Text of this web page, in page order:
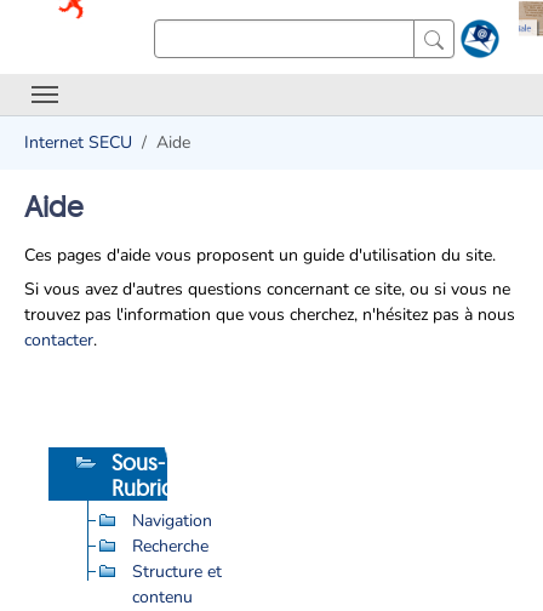
Internet SECU Aide
Aide
Ces pages d'aide vous proposent un guide d'utilisation du site.
Si vous avez d'autres questions concernant ce site, ou si vous ne
trouvez pas l'information que vous cherchez, n'hésitez pas à nous
contacter.
Sous-
Rubriques
Navigation
Recherche
Structure et
contenu